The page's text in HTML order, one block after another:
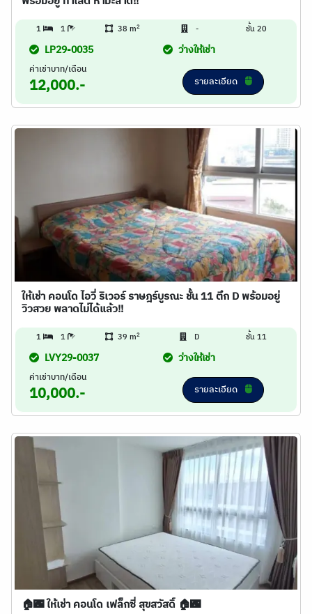
1 1 38 m2 - ชั้น 20
LP29-0035 ว่างให้เช่า
ค่าเช่าบาท/เดือน
12,000.- รายละเอียด
ให้เช่า คอนโด ไอวี่ ริเวอร์ ราษฎร์บูรณะ ชั้น 11 ตึก D พร้อมอยู่
วิวสวย พลาดไม่ได้แล้ว!!
1 1 39 m2 D ชั้น 11
LVY29-0037 ว่างให้เช่า
ค่าเช่าบาท/เดือน
10,000.- รายละเอียด
🏠🌃 ให้เช่า คอนโด เฟล็กซี่ สุขสวัสดิ์ 🏠🌃